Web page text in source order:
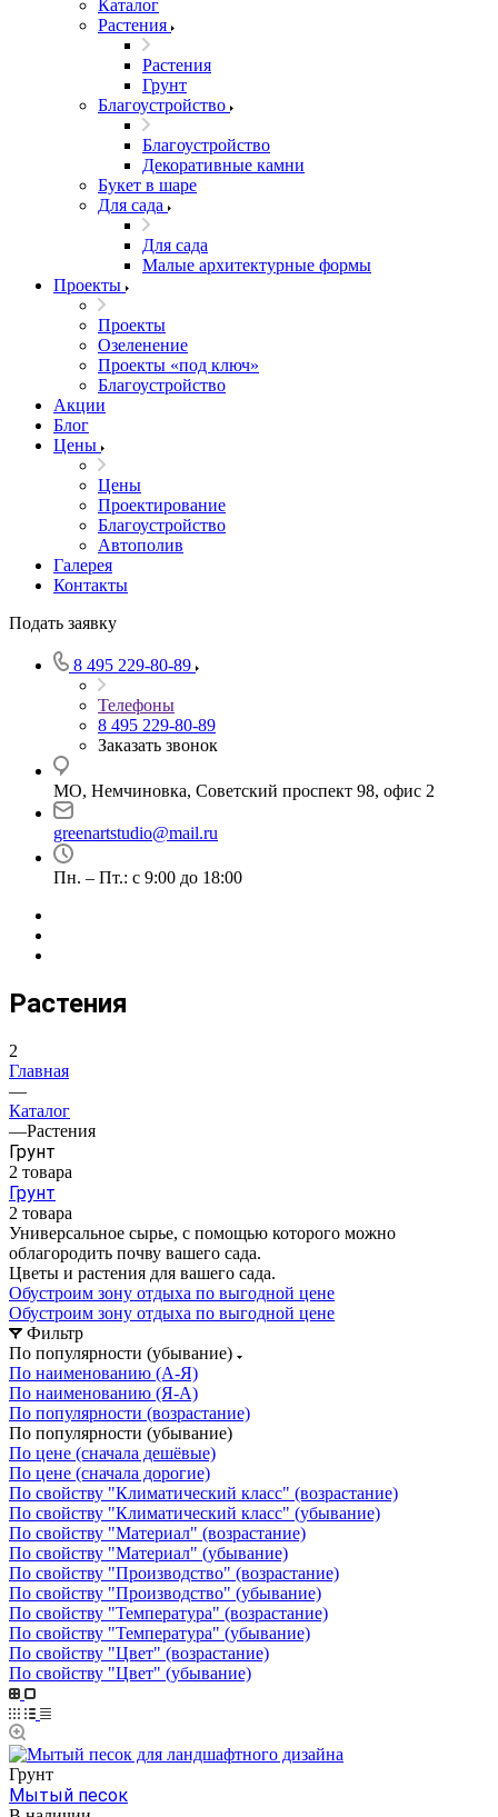
Каталог
Растения
Растения
Грунт
Благоустройство
Благоустройство
Декоративные камни
Букет в шаре
Для сада
Для сада
Малые архитектурные формы
Проекты
Проекты
Озеленение
Проекты «под ключ»
Благоустройство
Акции
Блог
Цены
Цены
Проектирование
Благоустройство
Автополив
Галерея
Контакты
Подать заявку
8 495 229-80-89
Телефоны
8 495 229-80-89
Заказать звонок
МО, Немчиновка, Советский проспект 98, офис 2
greenartstudio@mail.ru
Пн. – Пт.: с 9:00 до 18:00
Растения
2
Главная
—
Каталог
—Растения
Грунт
2 товара
Грунт
2 товара
Универсальное сырье, с помощью которого можно
облагородить почву вашего сада.
Цветы и растения для вашего сада.
Обустроим зону отдыха по выгодной цене
Обустроим зону отдыха по выгодной цене
Фильтр
По популярности (убывание)
По наименованию (А-Я)
По наименованию (Я-А)
По популярности (возрастание)
По популярности (убывание)
По цене (сначала дешёвые)
По цене (сначала дорогие)
По свойству "Климатический класс" (возрастание)
По свойству "Климатический класс" (убывание)
По свойству "Материал" (возрастание)
По свойству "Материал" (убывание)
По свойству "Производство" (возрастание)
По свойству "Производство" (убывание)
По свойству "Температура" (возрастание)
По свойству "Температура" (убывание)
По свойству "Цвет" (возрастание)
По свойству "Цвет" (убывание)
Грунт
Мытый песок